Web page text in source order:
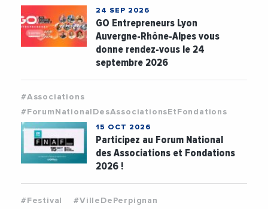
24 SEP 2026
GO Entrepreneurs Lyon
Auvergne-Rhône-Alpes vous
donne rendez-vous le 24
septembre 2026
#Associations
#ForumNationalDesAssociationsEtFondations
15 OCT 2026
Participez au Forum National
des Associations et Fondations
2026 !
#Festival #VilleDePerpignan